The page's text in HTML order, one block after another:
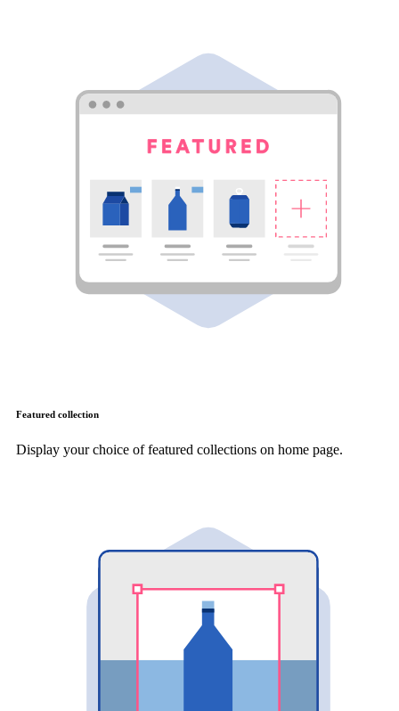
Featured collection
Display your choice of featured collections on home page.